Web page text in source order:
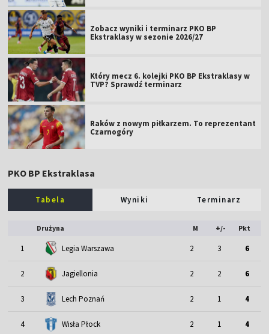
Zobacz wyniki i terminarz PKO BP
Ekstraklasy w sezonie 2026/27
Który mecz 6. kolejki PKO BP Ekstraklasy w
TVP? Sprawdź terminarz
Raków z nowym piłkarzem. To reprezentant
Czarnogóry
PKO BP Ekstraklasa
Tabela Wyniki Terminarz
Drużyna M +/- Pkt
1 Legia Warszawa 2 3 6
2 Jagiellonia 2 2 6
3 Lech Poznań 2 1 4
4 Wisła Płock 2 1 4